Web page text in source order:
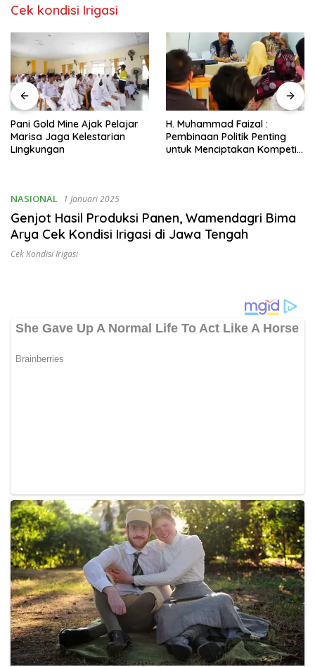
Cek kondisi Irigasi
Pani Gold Mine Ajak Pelajar
Marisa Jaga Kelestarian
Lingkungan
H. Muhammad Faizal :
Pembinaan Politik Penting
untuk Menciptakan Kompetisi
NASIONAL 1 Januari 2025
Genjot Hasil Produksi Panen, Wamendagri Bima
Arya Cek Kondisi Irigasi di Jawa Tengah
Cek Kondisi Irigasi